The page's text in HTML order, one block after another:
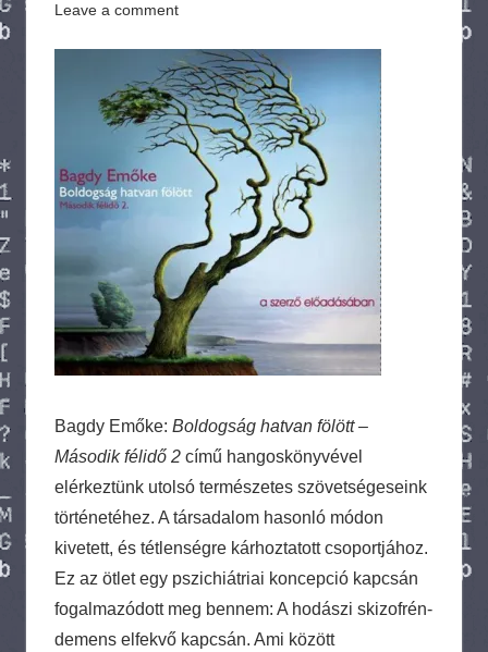
Leave a comment
Bagdy Emőke: Boldogság hatvan fölött –
Második félidő 2 című hangoskönyvével
elérkeztünk utolsó természetes szövetségeseink
történetéhez. A társadalom hasonló módon
kivetett, és tétlenségre kárhoztatott csoportjához.
Ez az ötlet egy pszichiátriai koncepció kapcsán
fogalmazódott meg bennem: A hodászi skizofrén-
demens elfekvő kapcsán. Ami között